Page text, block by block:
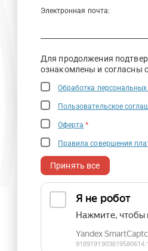
Электронная почта:
Для продолжения
ознакомлены и согласны
Обработка
Пользовательское
Оферта *
Правила совершения
Принять все